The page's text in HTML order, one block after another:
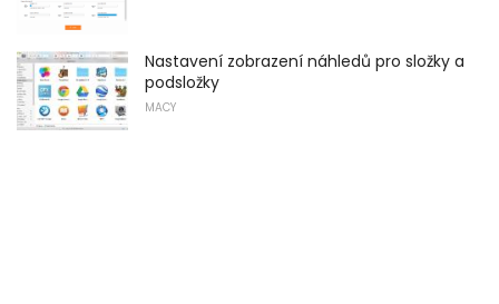
Nastavení zobrazení náhledů pro složky a
podsložky
MACY